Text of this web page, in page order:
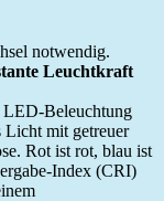
notwendig.
Leuchtkraft
LED-Beleuchtung
Licht mit getreuer
Rot ist rot, blau ist
Index (CRI)